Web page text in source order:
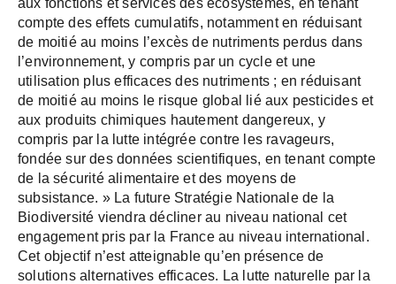
compte des effets cumulatifs, notamment en réduisant
de moitié au moins l’excès de nutriments perdus dans
l’environnement, y compris par un cycle et une
utilisation plus efficaces des nutriments ; en réduisant
de moitié au moins le risque global lié aux pesticides et
aux produits chimiques hautement dangereux, y
compris par la lutte intégrée contre les ravageurs,
fondée sur des données scientifiques, en tenant compte
de la sécurité alimentaire et des moyens de
subsistance. » La future Stratégie Nationale de la
Biodiversité viendra décliner au niveau national cet
engagement pris par la France au niveau international.
Cet objectif n’est atteignable qu’en présence de
solutions alternatives efficaces. La lutte naturelle par la